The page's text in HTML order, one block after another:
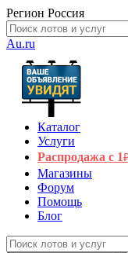
Регион Россия
Au.ru
Каталог
Услуги
Распродажа с 1
Магазины
Форум
Помощь
Блог